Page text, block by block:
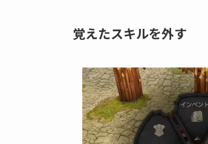
覚えたスキルを外す